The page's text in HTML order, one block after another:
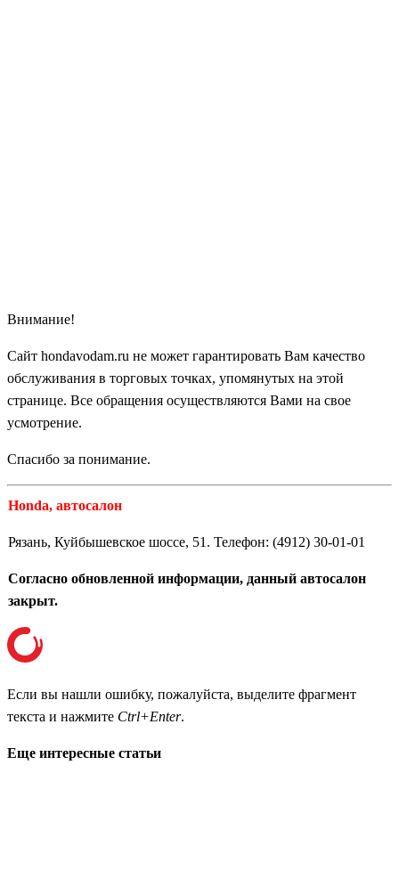
Внимание!
Сайт hondavodam.ru не может гарантировать Вам качество
обслуживания в торговых точках, упомянутых на этой
странице. Все обращения осуществляются Вами на свое
усмотрение.
Спасибо за понимание.
Honda, автосалон
Рязань, Куйбышевское шоссе, 51. Телефон: (4912) 30-01-01
Согласно обновленной информации, данный автосалон
закрыт.
Если вы нашли ошибку, пожалуйста, выделите фрагмент
текста и нажмите Ctrl+Enter.
Еще интересные статьи